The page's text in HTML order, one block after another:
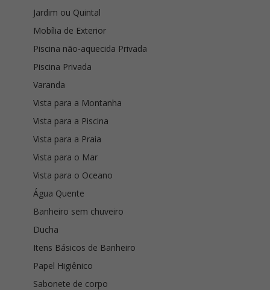
Jardim ou Quintal
Mobília de Exterior
Piscina não-aquecida Privada
Piscina Privada
Varanda
Vista para a Montanha
Vista para a Piscina
Vista para a Praia
Vista para o Mar
Vista para o Oceano
Água Quente
Banheiro sem chuveiro
Ducha
Itens Básicos de Banheiro
Papel Higiênico
Sabonete de corpo